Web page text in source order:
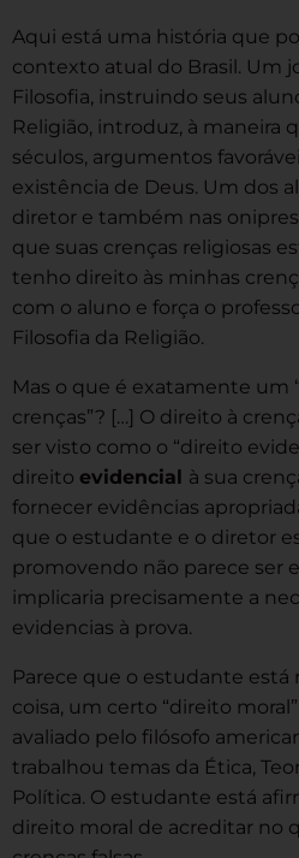
Aqui está uma história que
contexto atual do Brasil. Um
Filosofia, instruindo seus
Religião, introduz, à maneira
séculos, argumentos
existência de Deus. Um dos
diretor e também nas
que suas crenças religiosas
tenho direito às minhas
com o aluno e força o
Filosofia da Religião.
Mas o que é exatamente um
crenças”? […] O direito à
ser visto como o “direito
direito evidencial à sua
fornecer evidências
que o estudante e o diretor
promovendo não parece ser
implicaria precisamente a
evidencias à prova.
Parece que o estudante está
coisa, um certo “direito
avaliado pelo filósofo
trabalhou temas da Ética,
Política. O estudante está
direito moral de acreditar no